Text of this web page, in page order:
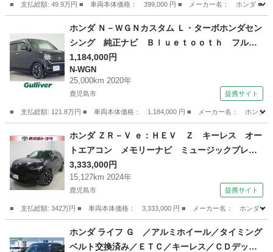
■ 支払総額: 49.9万円 ■ 車両本体価格： 399,000 円 ■ メーカー名： ホンダ ■
N-BOX
ホンダ Ｎ－ＷＧＮカスタム Ｌ・ターボホンダセン
シング 純正ナビ Ｂｌｕｅｔｏｏｔｈ フルセ
グＴＶ ハーフレザーシート パドルシフト Ｅ
ＴＣ バックカメラ 純正フロアマット 運転席
パワーシート パーキングセンサー ステアリン
グスイッチ ドライブレコーダー （検9.8）
1,184,000円
N-WGN
25,000km 2020年
鹿児島市 提携サイト
■ 支払総額: 121.8万円 ■ 車両本体価格： 1,184,000 円 ■ メーカー名： ホンダ
鹿児島市 N-WGN
ホンダ ＺＲ－Ｖ ｅ：ＨＥＶ Ｚ キーレス オー
トエアコン メモリーナビ ミュージックプレイ
ヤー接続可 衝突軽減Ｂ 革 ナビ・ＴＶ クル
コン Ｐシート ＬＥＤ サイドカーテンエアバ
ック フルセグＴＶ 横滑り防止 アルミホイー
ル ＥＴＣ （検9.7）
3,333,000円
15,127km 2024年
鹿児島市 提携サイト
■ 支払総額: 342万円 ■ 車両本体価格： 3,333,000 円 ■ メーカー名： ホンダ
鹿児島市 ホンダ
ホンダ ライフ Ｇ ／アルミホイール／タイミング
ベルト交換済み／ＥＴＣ／キーレス／ＣＤデッキ